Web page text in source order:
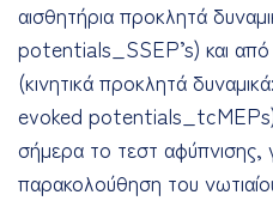
αισθητήρια προκλητά
potentials_SSEP’s) και
(κινητικά προκλητά
evoked potentials_tcMEPs).
σήμερα το τεστ αφύπνισης,
παρακολούθηση του